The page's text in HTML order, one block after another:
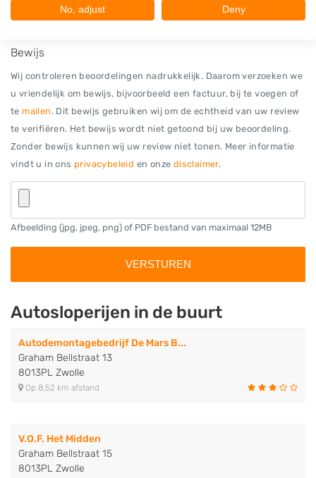
Bewijs
Wij controleren beoordelingen nadrukkelijk. Daarom verzoeken we
u vriendelijk om bewijs, bijvoorbeeld een factuur, bij te voegen of
te mailen . Dit bewijs gebruiken wij om de echtheid van uw review
te verifiëren. Het bewijs wordt niet getoond bij uw beoordeling.
Zonder bewijs kunnen wij uw review niet tonen. Meer informatie
vindt u in ons privacybeleid en onze disclaimer.
Afbeelding (jpg, jpeg, png) of PDF bestand van maximaal 12MB
Autosloperijen in de buurt
Autodemontagebedrijf De Mars B...
Graham Bellstraat 13
8013PL Zwolle
Op 8,52 km afstand
V.O.F. Het Midden
Graham Bellstraat 15
8013PL Zwolle
No, adjust Deny